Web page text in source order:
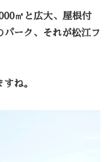
㎡と広大、屋根付
パーク、それが松江フ
ね。